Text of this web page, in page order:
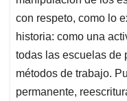
con respeto, como lo
historia: como una
todas las escuelas de
métodos de trabajo.
permanente,